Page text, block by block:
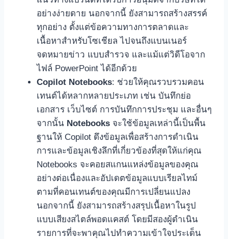
อย่างง่ายดาย นอกจากนี้ ยังสามารถสร้างสรรค์
ทุกอย่าง ตั้งแต่ข้อความทางการตลาดและ
เนื้อหาสำหรับโซเชียล ไปจนถึงแบนเนอร์
จดหมายข่าว แบบสำรวจ และแม้แต่วิดีโอจาก
ไฟล์ PowerPoint ได้อีกด้วย
Copilot Notebooks: ช่วยให้คุณรวบรวมคอน
เทนต์ได้หลากหลายประเภท เช่น บันทึกย่อ
เอกสาร เว็บไซต์ การบันทึกการประชุม และอื่นๆ
จากนั้น Notebooks จะใช้ข้อมูลเหล่านี้เป็นพื้น
ฐานให้ Copilot ดึงข้อมูลเพื่อสร้างการดำเนิน
การและข้อมูลเชิงลึกที่เกี่ยวข้องที่สุดให้แก่คุณ
Notebooks จะคอยสแกนแหล่งข้อมูลของคุณ
อย่างต่อเนื่องและอัปเดตข้อมูลแบบเรียลไทม์
ตามที่คอนเทนต์ของคุณมีการเปลี่ยนแปลง
นอกจากนี้ ยังสามารถสร้างสรุปเนื้อหาในรูป
แบบเสียงสไตล์พอดแคสต์ โดยมีสองผู้ดำเนิน
รายการที่จะพาคุณไปทำความเข้าใจประเด็น